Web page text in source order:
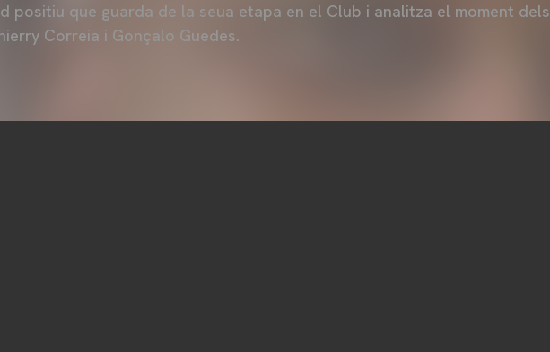
positiu que guarda de la seua etapa en el Club i analitza el moment dels
Correia i Gonçalo Guedes.